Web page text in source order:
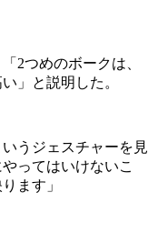
2つめのボークは、
」と説明した。
うジェスチャーを見
ってはいけないこ
ます」